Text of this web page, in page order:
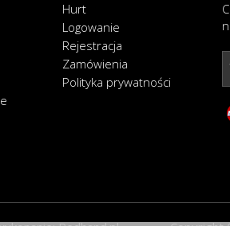
Hurt
Logowanie
Rejestracja
Zamówienia
Polityka prywatności